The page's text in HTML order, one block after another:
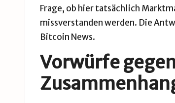
Frage, ob hier tatsächlich
missverstanden werden. Die
Bitcoin News.
Vorwürfe